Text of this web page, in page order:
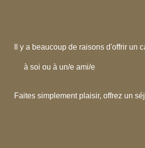
Il y a beaucoup de raisons d'offrir un
à soi ou à un/e ami/e
Faites simplement plaisir, offrez un